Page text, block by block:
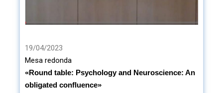
19/04/2023
Mesa redonda
«Round table: Psychology and Neuroscience: An
obligated confluence»